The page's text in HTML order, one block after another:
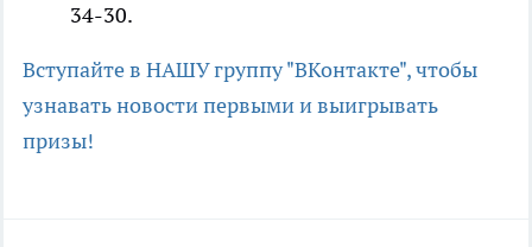
34-30.
Вступайте в НАШУ группу "ВКонтакте", чтобы
узнавать новости первыми и выигрывать
призы!